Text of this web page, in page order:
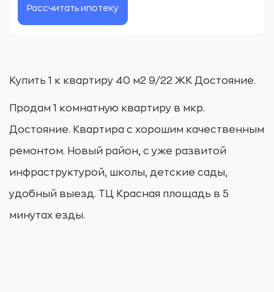
Рассчитать ипотеку
Купить 1 к квартиру 40 м2 9/22 ЖК Достояние.
Продам 1 комнатную квартиру в мкр.
Достояние. Квартира с хорошим качественным
ремонтом. Новый район, с уже развитой
инфраструктурой, школы, детские сады,
удобный выезд. ТЦ Красная площадь в 5
минутах езды.